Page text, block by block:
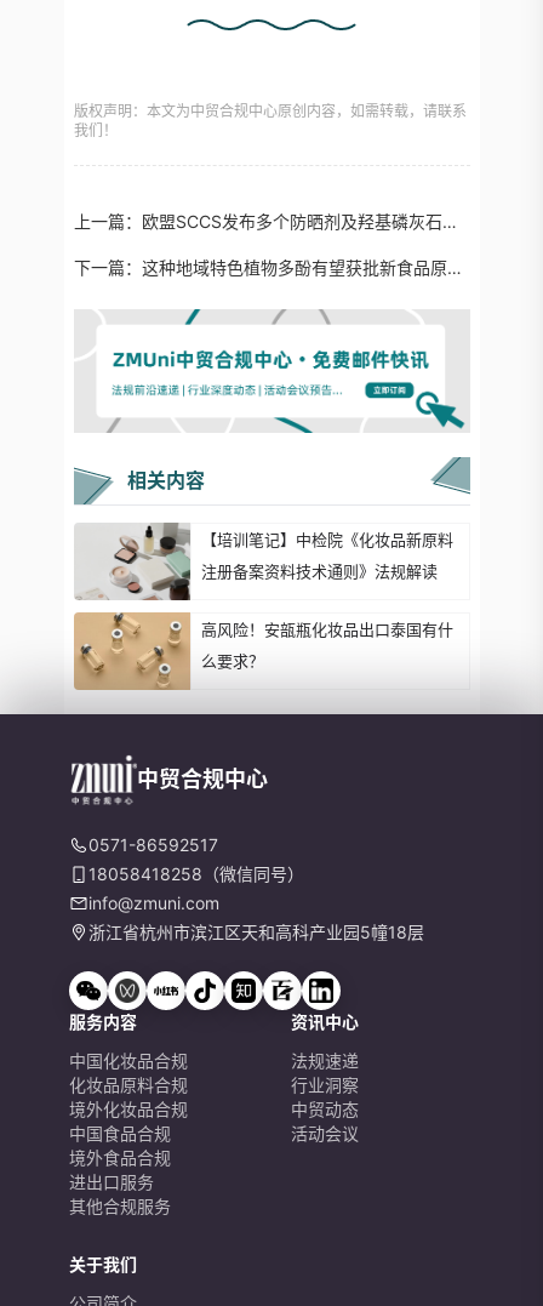
版权声明：本文为中贸合规中心原创内容，如需转载，请联系
我们！
上一篇： 欧盟SCCS发布多个防晒剂及羟基磷灰石（纳米）的最终科学意见
下一篇： 这种地域特色植物多酚有望获批新食品原料：独特之处在哪？
相关内容
【培训笔记】中检院《化妆品新原料
注册备案资料技术通则》法规解读
高风险！安瓿瓶化妆品出口泰国有什
么要求？
中贸合规中心
0571-86592517
18058418258（微信同号）
info@zmuni.com
浙江省杭州市滨江区天和高科产业园5幢18层
服务内容
中国化妆品合规
化妆品原料合规
境外化妆品合规
中国食品合规
境外食品合规
进出口服务
其他合规服务
资讯中心
法规速递
行业洞察
中贸动态
活动会议
关于我们